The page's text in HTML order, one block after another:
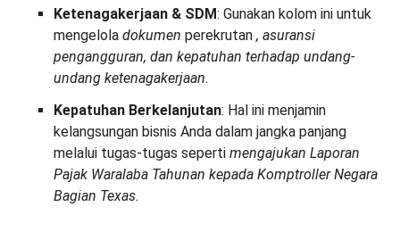
Ketenagakerjaan & SDM: Gunakan kolom ini untuk
mengelola dokumen perekrutan , asuransi
pengangguran, dan kepatuhan terhadap undang-
undang ketenagakerjaan.
Kepatuhan Berkelanjutan: Hal ini menjamin
kelangsungan bisnis Anda dalam jangka panjang
melalui tugas-tugas seperti mengajukan Laporan
Pajak Waralaba Tahunan kepada Komptroller Negara
Bagian Texas.